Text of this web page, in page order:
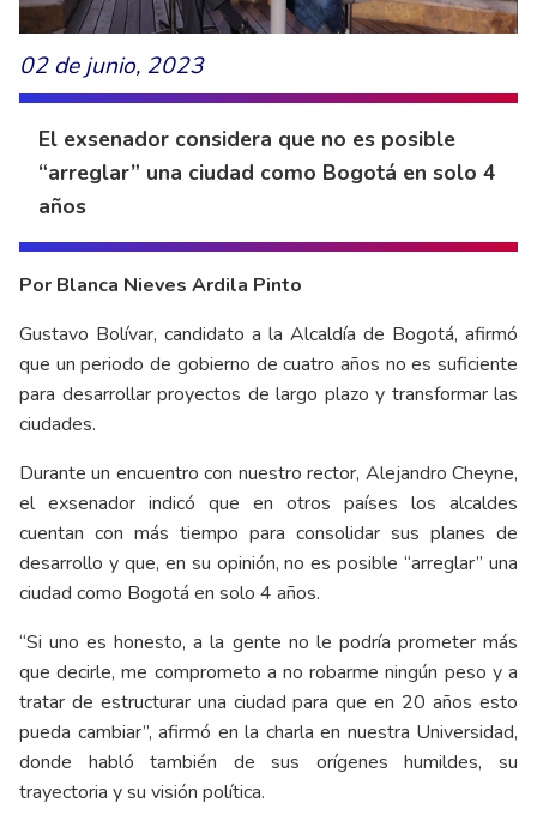
02 de junio, 2023
El exsenador considera que no es posible
“arreglar” una ciudad como Bogotá en solo 4
años
Por Blanca Nieves Ardila Pinto
Gustavo Bolívar, candidato a la Alcaldía de Bogotá, afirmó
que un periodo de gobierno de cuatro años no es suficiente
para desarrollar proyectos de largo plazo y transformar las
ciudades.
Durante un encuentro con nuestro rector, Alejandro Cheyne,
el exsenador indicó que en otros países los alcaldes
cuentan con más tiempo para consolidar sus planes de
desarrollo y que, en su opinión, no es posible “arreglar” una
ciudad como Bogotá en solo 4 años.
“Si uno es honesto, a la gente no le podría prometer más
que decirle, me comprometo a no robarme ningún peso y a
tratar de estructurar una ciudad para que en 20 años esto
pueda cambiar”, afirmó en la charla en nuestra Universidad,
donde habló también de sus orígenes humildes, su
trayectoria y su visión política.